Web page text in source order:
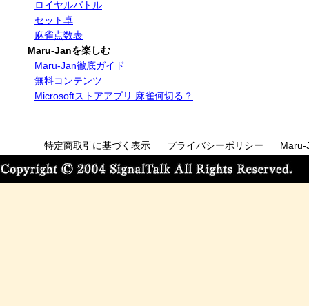
ロイヤルバトル
セット卓
麻雀点数表
Maru-Janを楽しむ
Maru-Jan徹底ガイド
無料コンテンツ
Microsoftストアアプリ 麻雀何切る？
特定商取引に基づく表示 プライバシーポリシー Maru-